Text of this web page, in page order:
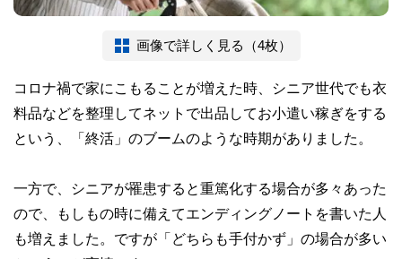
画像で詳しく見る（4枚）
コロナ禍で家にこもることが増えた時、シニア世代でも衣
料品などを整理してネットで出品してお小遣い稼ぎをする
という、「終活」のブームのような時期がありました。
一方で、シニアが罹患すると重篤化する場合が多々あった
ので、もしもの時に備えてエンディングノートを書いた人
も増えました。ですが「どちらも手付かず」の場合が多い